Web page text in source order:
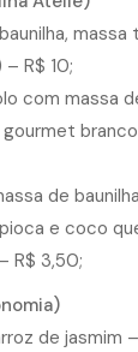
massa
R$ 10;
com massa
de
e coco
R$ 3,50;
de jasmim